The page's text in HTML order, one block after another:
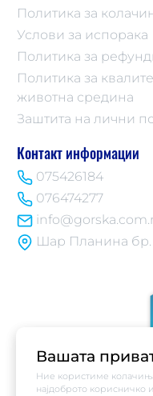
Вашата
Ние користиме
најдоброто корисничко
Политика за
Услови за испорака
Политика за
Политика за
животна средина
Заштита на лични
Контакт информации
075426184
076474277
Шар Планина бр.